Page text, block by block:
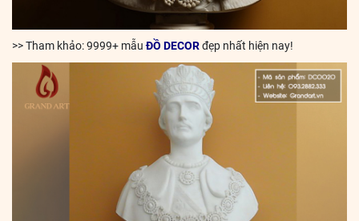
>> Tham khảo: 9999+ mẫuĐỒ DECORđẹp nhất hiện nay!